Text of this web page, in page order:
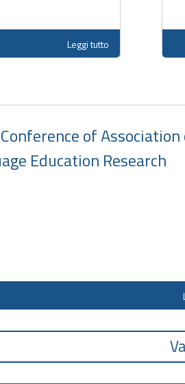
Leggi tutto
of Association
Education Research